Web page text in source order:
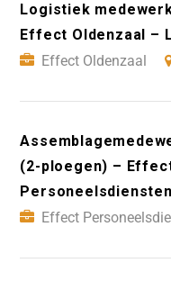
Logistiek
Effect Oldenzaal –
Effect Oldenzaal
(2-ploegen) –
Effect